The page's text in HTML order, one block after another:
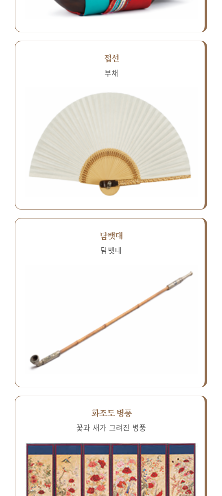
접선
부채
담뱃대
담뱃대
화조도 병풍
꽃과 새가 그려진 병풍